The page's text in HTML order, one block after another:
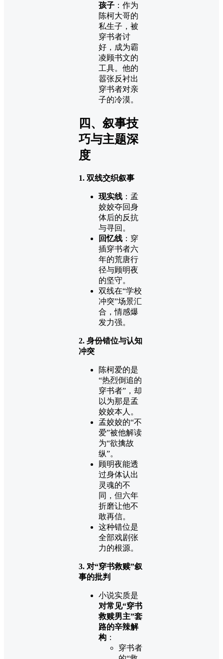
孩子 ：作为
陈柯大哥的
私生子，被
穿书者讨
好，成为霸
凌顾书文的
工具。他的
嚣张反衬出
穿书者对亲
子的冷漠。
四、叙事技
巧与主题深
度
1. 双线交织叙事
现实线 ：孟
姣姣夺回身
体后的反抗
与寻回。
回忆线 ：穿
插穿书者六
年的荒唐行
径与顾明夜
的坚守。
双线在“学校
冲突”场景汇
合，情感爆
发力强。
2. 身份错位与认知
冲突
陈柯爱的是
“热烈倒追的
穿书者”，却
以为那是孟
姣姣本人。
孟姣姣的“不
爱”被他解读
为“欲擒故
纵”。
顾明夜能透
过身体认出
灵魂的不
同，但六年
折磨让他不
敢再信。
这种错位是
全部戏剧张
力的根源。
3. 对“穿书救赎”叙
事的批判
小说实质是
对常见“穿书
救赎男主”套
路的辛辣解
构 ：
穿书者